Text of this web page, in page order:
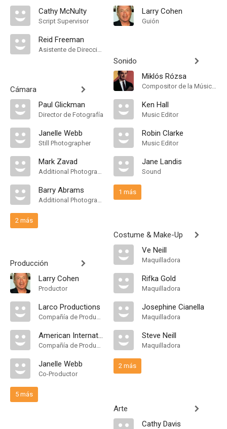
Cathy McNulty
Script Supervisor
Reid Freeman
Asistente de Dirección
Cámara
Paul Glickman
Director de Fotografía
Janelle Webb
Still Photographer
Mark Zavad
Additional Photography
Barry Abrams
Additional Photography
2 más
Producción
Larry Cohen
Productor
Larco Productions
Compañía de Produccion
American International Productions
Compañía de Produccion
Janelle Webb
Co-Productor
5 más
Larry Cohen
Guión
Sonido
Miklós Rózsa
Compositor de la Música Original
Ken Hall
Music Editor
Robin Clarke
Music Editor
Jane Landis
Sound
1 más
Costume & Make-Up
Ve Neill
Maquilladora
Rifka Gold
Maquilladora
Josephine Cianella
Maquilladora
Steve Neill
Maquilladora
2 más
Arte
Cathy Davis